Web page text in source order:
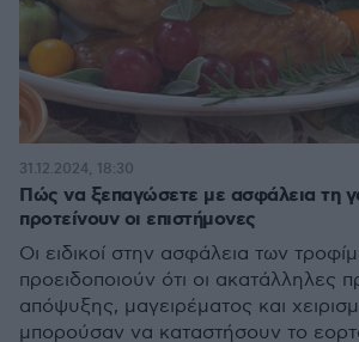
Πώς να ξεπαγώσετε με ασφάλεια τη
προτείνουν οι επιστήμονες
Οι ειδικοί στην ασφάλεια των
προειδοποιούν ότι οι ακατάλληλες
απόψυξης, μαγειρέματος και
μπορούσαν να καταστήσουν το
31.12.2024, 18:30